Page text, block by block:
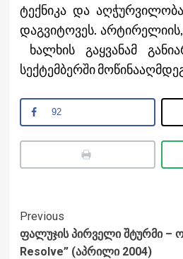
ტექნიკა და
დაგვიტოვეს. არტირელიის,
ხალხის გაყვანამ
სექტემბერში
92
Post
Navigation
Previous
ფალუჯის პირველი შტურმი –
Resolve” (აპრილი 2004)